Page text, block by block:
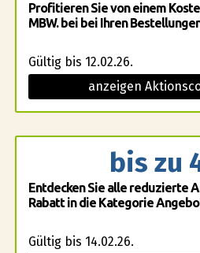
Profitieren Sie von einem
MBW. bei bei Ihren
Gültig bis 12.02.26.
anzeigen
bis zu
Entdecken Sie alle reduzierte
Rabatt in die Kategorie
Gültig bis 14.02.26.